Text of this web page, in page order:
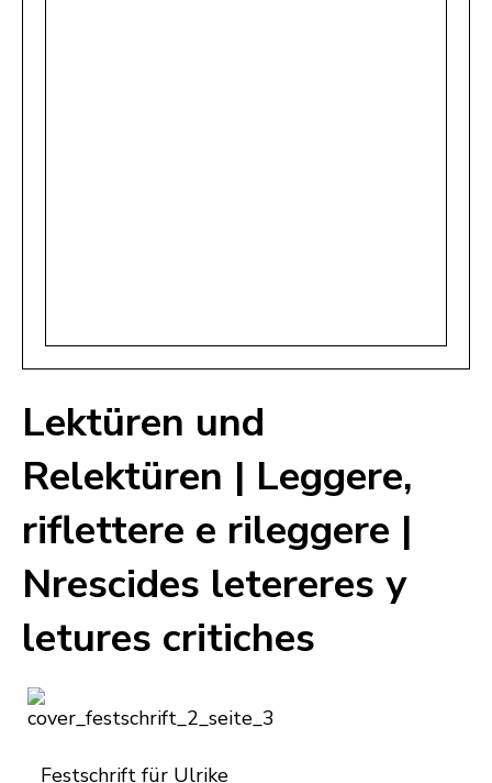
Lektüren und
Relektüren | Leggere,
riflettere e rileggere |
Nrescides letereres y
letures critiches
Festschrift für Ulrike